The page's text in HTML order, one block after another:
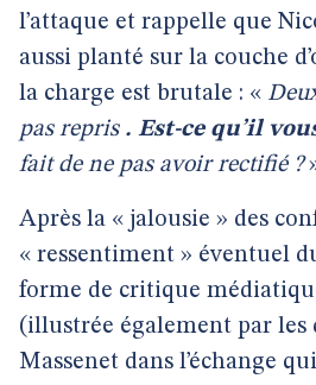
l’attaque et rappelle que
aussi planté sur la couche
la charge est brutale : «
pas repris . Est-ce qu’il
fait de ne pas avoir rectifié ?
Après la « jalousie » des
« ressentiment » éventuel
forme de critique
(illustrée également par les
Massenet dans l’échange